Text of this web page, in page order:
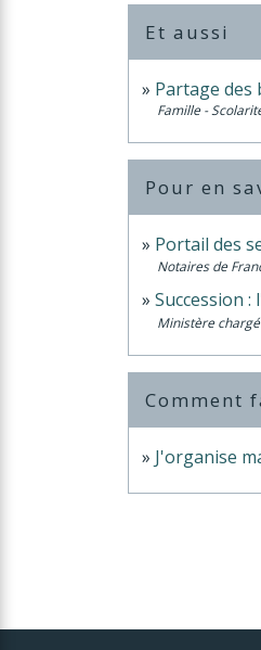
Et aussi
Partage des
Famille -
Pour en
Portail des
Notaires de
Succession :
Ministère
Comment
J'organise